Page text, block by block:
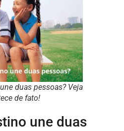
duas pessoas? Veja
de fato!
une duas